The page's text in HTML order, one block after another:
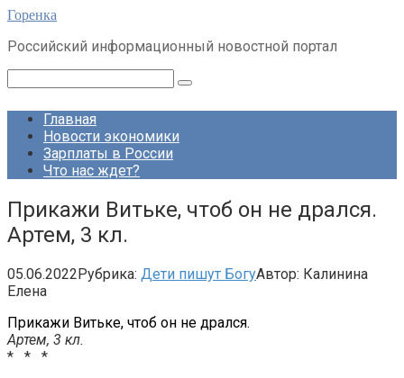
Перейти
контенту
Горенка
Российский информационный новостной портал
Главная
Новости экономики
Зарплаты в России
Что нас ждет?
Прикажи Витьке, чтоб он не дрался.
Артем, 3 кл.
05.06.2022Рубрика: Дети пишут БогуАвтор: Калинина
Елена
Прикажи Витьке, чтоб он не дрался.
Артем, 3 кл.
* * *